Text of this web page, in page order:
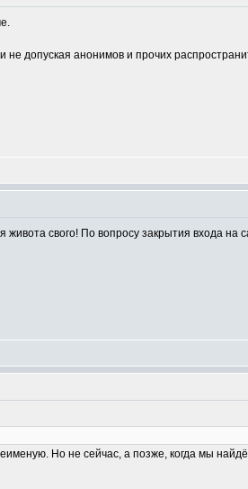
не допуская анонимов и прочих
свого! По вопросу закрытия входа на
Но не сейчас, а позже, когда мы